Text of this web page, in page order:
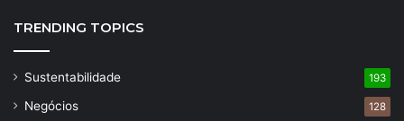
TRENDING TOPICS
Sustentabilidade 193
Negócios 128